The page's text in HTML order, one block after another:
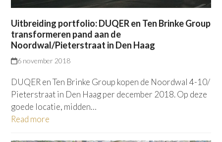
Uitbreiding portfolio: DUQER en Ten Brinke Group
transformeren pand aan de
Noordwal/Pieterstraat in Den Haag
6 november 2018
DUQER en Ten Brinke Group kopen de Noordwal 4-10/
Pieterstraat in Den Haag per december 2018. Op deze
goede locatie, midden…
Read more